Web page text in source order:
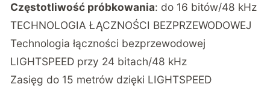
Częstotliwość próbkowania: do 16 bitów/48 kHz
TECHNOLOGIA ŁĄCZNOŚCI BEZPRZEWODOWEJ
Technologia łączności bezprzewodowej
LIGHTSPEED przy 24 bitach/48 kHz
Zasięg do 15 metrów dzięki LIGHTSPEED